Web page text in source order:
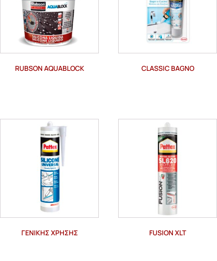
RUBSON AQUABLOCK CLASSIC BAGNO
ΓΕΝΙΚΉΣ ΧΡΉΣΗΣ FUSION XLT